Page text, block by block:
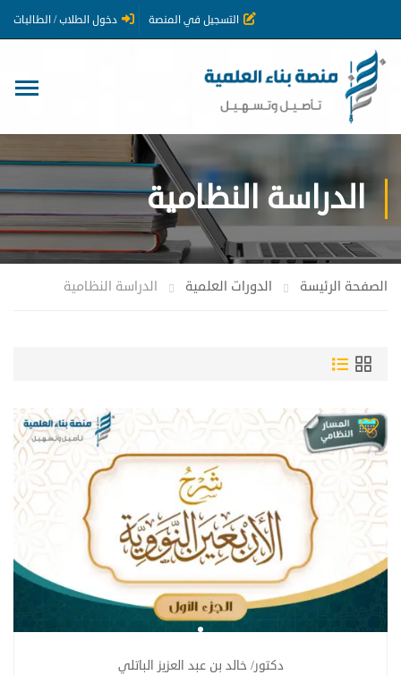
التسجيل في المنصة دخول الطلاب / الطالبات
الدراسة النظامية
الصفحة الرئيسة الدورات العلمية الدراسة النظامية
دكتور/ خالد بن عبد العزيز الباتلي